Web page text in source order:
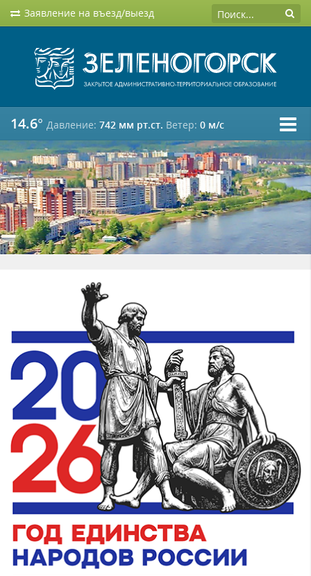
Заявление на въезд/выезд
14.6° Давление: 742 мм рт.ст. Ветер: 0 м/c